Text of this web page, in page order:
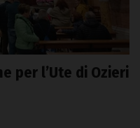
per l’Ute di Ozieri